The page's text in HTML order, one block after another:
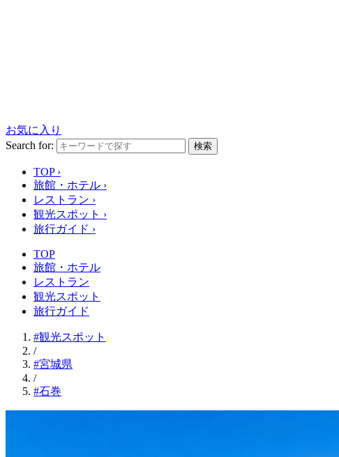
お気に入り
Search for:
検索
TOP ›
旅館・ホテル ›
レストラン ›
観光スポット ›
旅行ガイド ›
TOP
旅館・ホテル
レストラン
観光スポット
旅行ガイド
#観光スポット
/
#宮城県
/
#石巻